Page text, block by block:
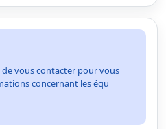
de vous contacter pour vous
concernant les équ